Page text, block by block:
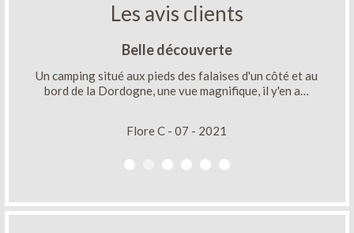
Les avis clients
Belle découverte
Un camping situé aux pieds des falaises d'un côté et au
bord de la Dordogne, une vue magnifique, il y'en a…
Flore C - 07 - 2021